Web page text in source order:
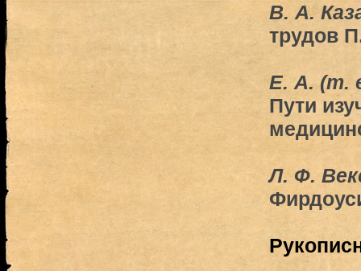
В. А.
трудов
Е. A. (т.
Пути
Л. Ф.